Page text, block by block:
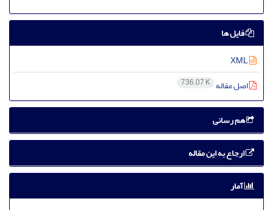
فایل ها
اصل مقاله 736.07 K
هم رسانی
ارجاع به این مقاله
آمار